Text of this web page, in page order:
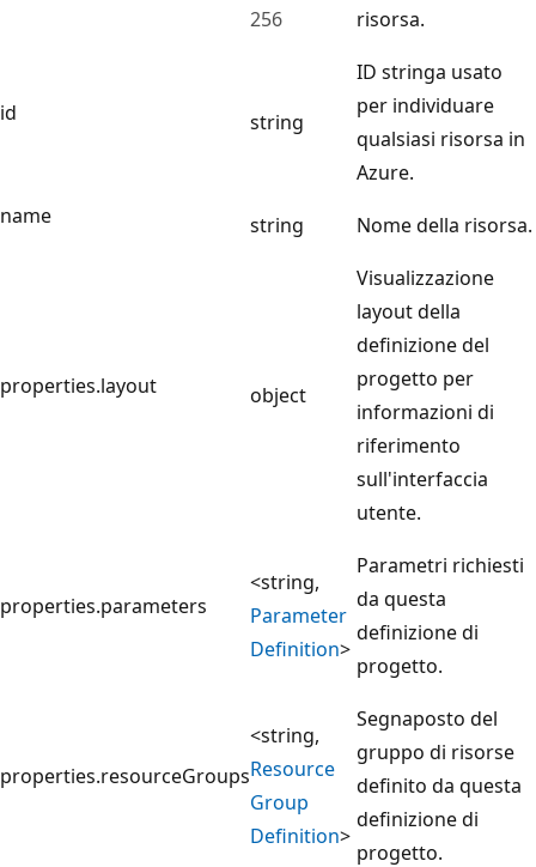
256
risorsa.
id string
ID stringa usato
per individuare
qualsiasi risorsa in
Azure.
name
string Nome della risorsa.
properties.layout object
Visualizzazione
layout della
definizione del
progetto per
informazioni di
riferimento
sull'interfaccia
utente.
properties.parameters
<string,
Parameter
Definition>
Parametri richiesti
da questa
definizione di
progetto.
properties.resourceGroups
<string,
Resource
Group
Definition>
Segnaposto del
gruppo di risorse
definito da questa
definizione di
progetto.